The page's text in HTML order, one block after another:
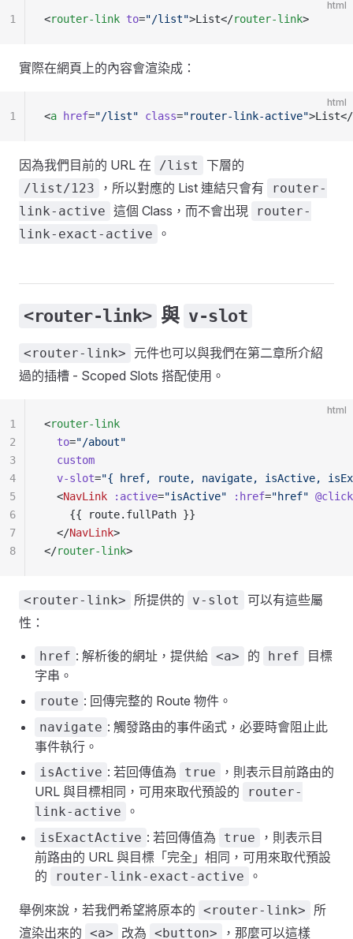
html
<router-link to="/list">List</router-link>
1
實際在網頁上的內容會渲染成：
html
<a href="/list" class="router-link-active">List</
1
因為我們目前的 URL 在 /list 下層的
/list/123 ，所以對應的 List 連結只會有
router-
link-active 這個 Class，而不會出現
router-
link-exact-active
。
<router-link> 與 v-slot
<router-link>
元件也可以與我們在第二章所介紹
過的插槽 - Scoped Slots 搭配使用。
html
<router-link
  to
="/about"
  custom
  v-slot
="{ href, route, navigate, isActive,
  <
NavLink :active="isActive" :href="href" @click
    {{ route.fullPath }}
  </
NavLink>
</router-link>
1
2
3
4
5
6
7
8
<router-link> 所提供的 v-slot
可以有這些屬
性：
href : 解析後的網址，提供給 <a> 的 href
目標
字串。
route : 回傳完整的 Route 物件。
navigate : 觸發路由的事件函式，必要時會阻止此
事件執行。
isActive : 若回傳值為 true
，則表示目前路由的
URL 與目標相同，可用來取代預設的
router-
link-active
。
isExactActive : 若回傳值為 true
，則表示目
前路由的 URL 與目標「完全」相同，可用來取代預設
的
router-link-exact-active 。
舉例來說，若我們希望將原本的 <router-link>
所
渲染出來的 <a> 改為 <button>
，那麼可以這樣